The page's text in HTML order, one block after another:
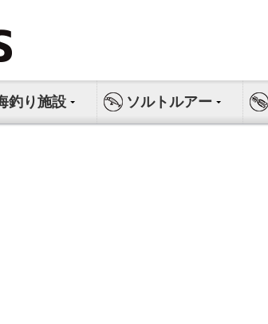
釣り施設 ソルトルアー